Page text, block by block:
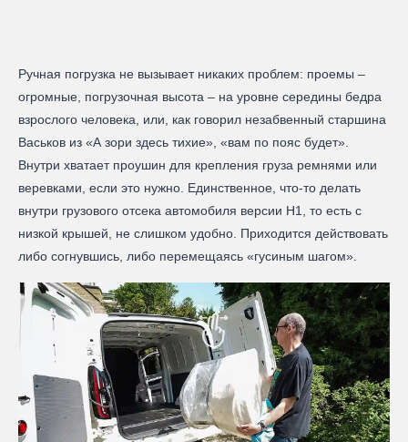
Ручная погрузка не вызывает никаких проблем: проемы –
огромные, погрузочная высота – на уровне середины бедра
взрослого человека, или, как говорил незабвенный старшина
Васьков из «А зори здесь тихие», «вам по пояс будет».
Внутри хватает проушин для крепления груза ремнями или
веревками, если это нужно. Единственное, что-то делать
внутри грузового отсека автомобиля версии H1, то есть с
низкой крышей, не слишком удобно. Приходится действовать
либо согнувшись, либо перемещаясь «гусиным шагом».